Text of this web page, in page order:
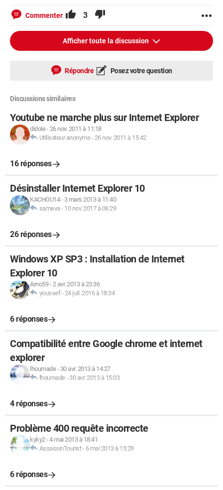
Commenter 3
Afficher toute la discussion
Répondre Posez votre question
Discussions similaires
Youtube ne marche plus sur Internet Explorer
didole-26 nov. 2011 à 11:18
Utilisateur anonyme-26 nov. 2011 à 15:42
16 réponses
Désinstaller Internet Explorer 10
KACHOU14- 3 mars 2013 à 11:40
sameva - 10 nov. 2017 à 06:29
26 réponses
Windows XP SP3 : Installation de Internet
Explorer 10
Arno59-2 avr. 2013 à 23:36
youssef-24 juil. 2016 à 18:34
6 réponses
Compatibilité entre Google chrome et internet
explorer
lhoumade- 30 avr. 2013 à 14:27
lhoumade- 30 avr. 2013 à 15:03
4 réponses
Problème 400 requête incorrecte
kyky2-4 mai 2013 à 18:41
AssassinTourist- 6 mai 2013 à 15:29
6 réponses